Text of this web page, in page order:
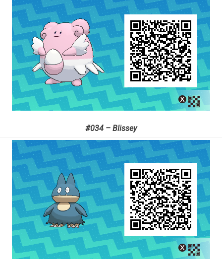
#034 – Blissey